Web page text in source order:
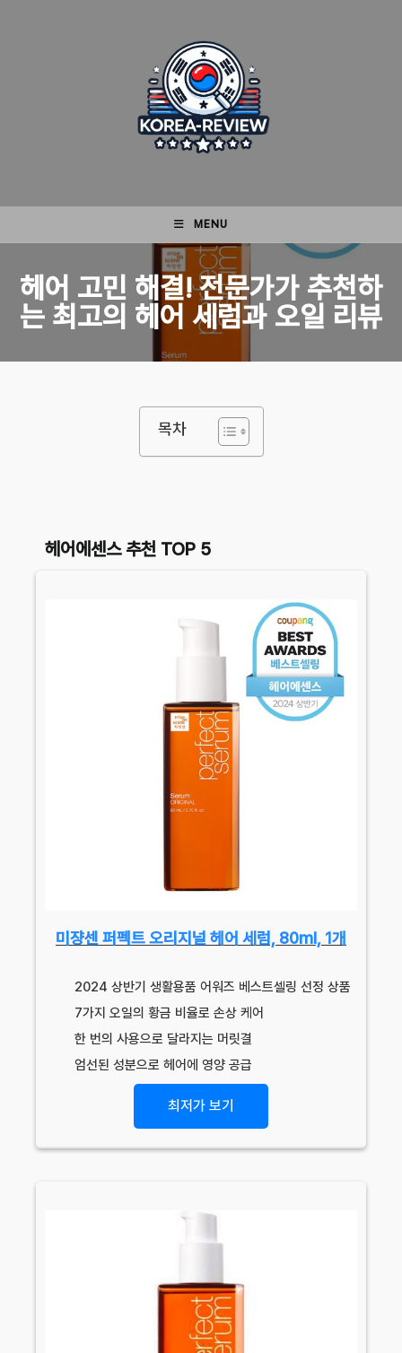
MENU
헤어 고민 해결! 전문가가 추천하
는 최고의 헤어 세럼과 오일 리뷰
목차
헤어에센스 추천 TOP 5
미쟝센 퍼펙트 오리지널 헤어 세럼, 80ml, 1개
2024 상반기 생활용품 어워즈 베스트셀링 선정 상품
7가지 오일의 황금 비율로 손상 케어
한 번의 사용으로 달라지는 머릿결
엄선된 성분으로 헤어에 영양 공급
최저가 보기